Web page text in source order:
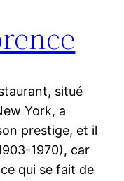
situé
York, a
prestige, et il
1970), car
qui se fait de